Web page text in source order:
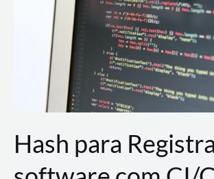
revolucionando
desenvolvimento
Hash para